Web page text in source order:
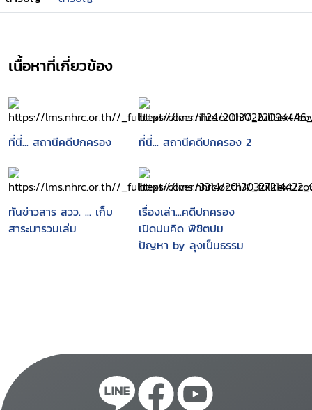
เนื้อหาที่เกี่ยวข้อง
ที่นี่... สถานีคดีปกครอง ที่นี่... สถานีคดีปกครอง 2
ทันข่าวสาร สวว. ... เก็บ
สาระมารวมเล่ม
เรื่องเล่า...คดีปกครอง
เปิดปมคิด พิชิตปม
ปัญหา by ลุงเป็นธรรม